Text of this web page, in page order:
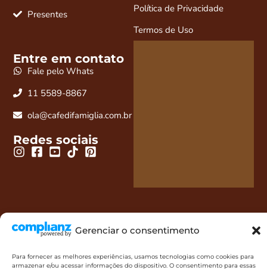
Gerenciar o consentimento
Para fornecer as melhores experiências, usamos tecnologias como cookies para
armazenar e/ou acessar informações do dispositivo. O consentimento para essas
Presentes
Política de Privacidade
Termos de Uso
Entre em contato
Fale pelo Whats
11 5589-8867
ola@cafedifamiglia.com.br
Redes sociais
direitos reservados.